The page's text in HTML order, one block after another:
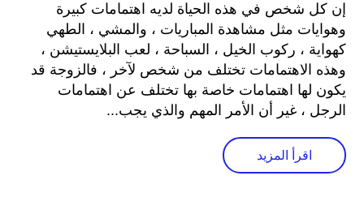
إن كل شخص في هذه الحياة لديه اهتمامات كبيرة
وهوايات مثل مشاهدة المباريات ، والمشي ، الطهي
كهواية ، ركوب الخيل ، السباحة ، لعب البلايستيشن ،
وهذه الاهتمامات تختلف من شخص لآخر ، فالزوجة قد
يكون لها اهتمامات خاصة بها تختلف عن اهتمامات
الرجل ، غير أن الأمر المهم والذي يجب...
اقرأ المزيد